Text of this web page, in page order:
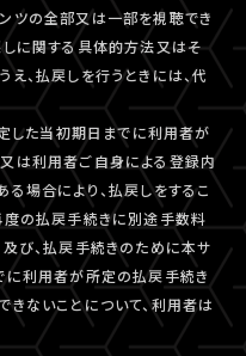
ツの全部又は一部を視聴でき
しに関する具体的方法又はそ
、払戻しを行うときには、代
した当初期日までに利用者が
は利用者ご自身による登録内
場合により、払戻しをするこ
度の払戻手続きに別途手数料
び、払戻手続きのために本サ
に利用者が所定の払戻手続き
ないことについて、利用者は